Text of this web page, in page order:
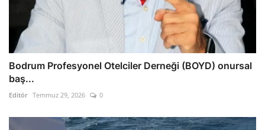
Bodrum Profesyonel Otelciler Derneği (BOYD) onursal
baş...
Editör Temmuz 29, 2026 0